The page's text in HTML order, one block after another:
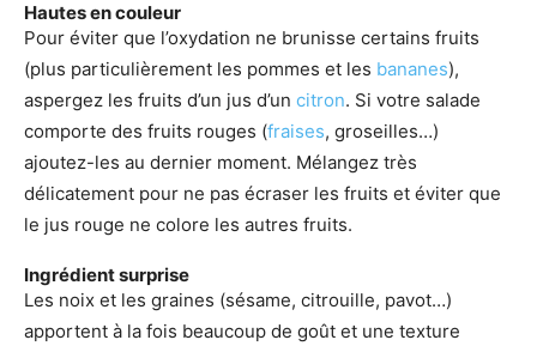
Hautes en couleur
Pour éviter que l’oxydation ne brunisse certains fruits
(plus particulièrement les pommes et les bananes),
aspergez les fruits d’un jus d’un citron. Si votre salade
comporte des fruits rouges (fraises, groseilles…)
ajoutez-les au dernier moment. Mélangez très
délicatement pour ne pas écraser les fruits et éviter que
le jus rouge ne colore les autres fruits.
Ingrédient surprise
Les noix et les graines (sésame, citrouille, pavot…)
apportent à la fois beaucoup de goût et une texture